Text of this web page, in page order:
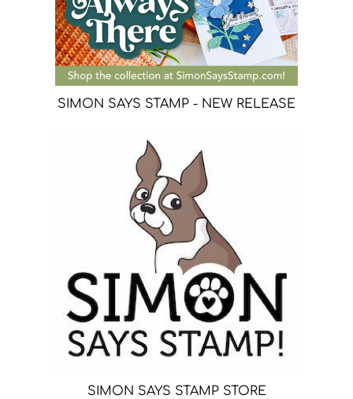
SIMON SAYS STAMP - NEW RELEASE
SIMON SAYS STAMP STORE